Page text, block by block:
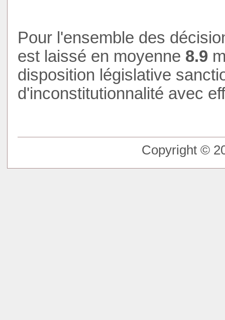
Pour l'ensemble des
est laissé en moyenne 9
disposition législative
d'inconstitutionnalité avec
Copyright ©